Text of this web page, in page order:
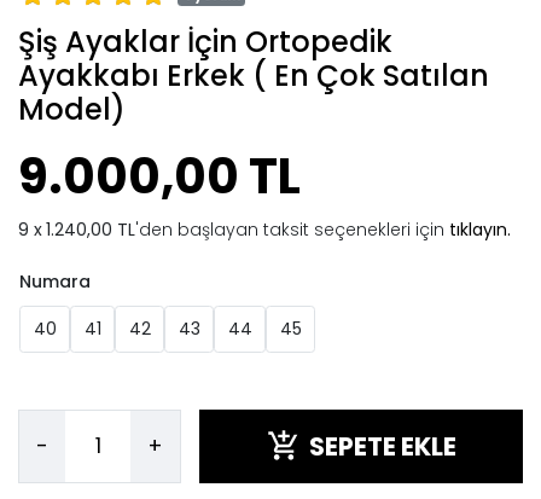
Şiş Ayaklar İçin Ortopedik
Ayakkabı Erkek ( En Çok Satılan
Model)
9.000,00 TL
1.240,00 TL'den başlayan taksit seçenekleri için tıklayın.
Numara
40
41 42 43 44 45
- + SEPETE EKLE